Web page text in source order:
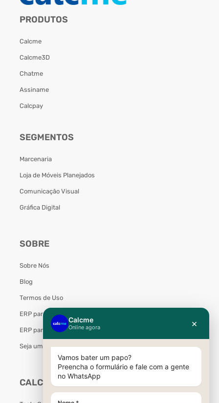
PRODUTOS
Calcme
Calcme3D
Chatme
Assiname
Calcpay
SEGMENTOS
Marcenaria
Loja de Móveis Planejados
Comunicação Visual
Gráfica Digital
SOBRE
Sobre Nós
Blog
Termos de Uso
ERP para Marcenaria
ERP para Móveis Planejados
Seja um Parceiro Calcme
CALCME